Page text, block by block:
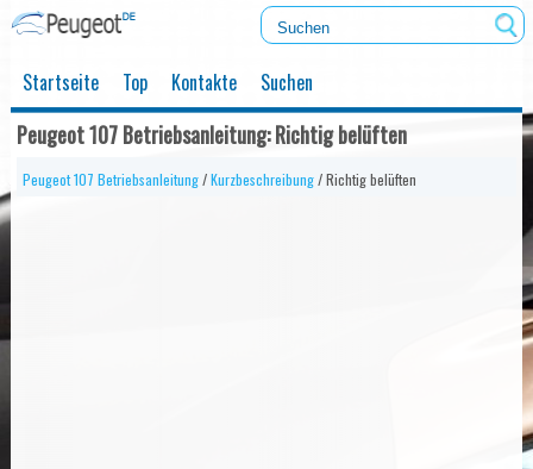
Startseite Top Kontakte Suchen
Peugeot 107 Betriebsanleitung: Richtig belüften
Peugeot 107 Betriebsanleitung/Kurzbeschreibung/ Richtig belüften